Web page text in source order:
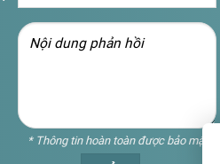
* Thông tin hoàn toàn được bảo mật